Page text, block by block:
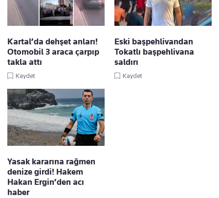
Kartal’da dehşet anları!
Otomobil 3 araca çarpıp
takla attı
Kaydet
Eski başpehlivandan
Tokatlı başpehlivana
saldırı
Kaydet
Yasak kararına rağmen
denize girdi! Hakem
Hakan Ergin’den acı
haber